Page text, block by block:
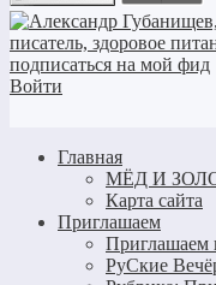
Войти
Главная
МЁД И
Карта сайта
Приглашаем
Приглашаем
РуСкие